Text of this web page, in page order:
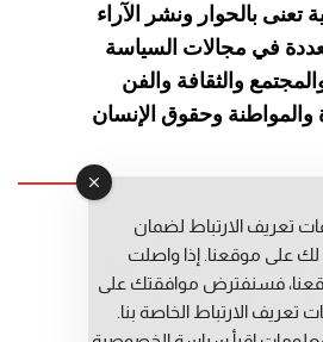
تعنى بالحوار ونشر الآراء
في مجالات السياسة
والثقافة والفن
والمواطنة وحقوق الإنسان
عبد الرحيم التوراني
المساعد: المعطي قبال
فاطمة حوحو
تعريف الارتباط لضمان
على موقعنا. إذا واصلت
فسنفترض موافقتك على
الارتباط الخاصة بنا.